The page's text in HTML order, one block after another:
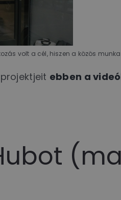
volt a cél, hiszen a közös
ebben a